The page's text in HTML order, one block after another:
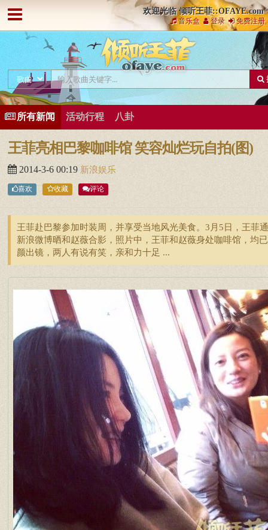
欢迎光临 倾听王菲::OFAYE.com
音乐盒 登录 免费注册
所有新闻 活动行程 八卦
王菲亮相巴黎咖啡馆 笑容灿烂玩自拍(图)
2014-3-6 00:19 新浪娱乐
喜欢 收藏 评论
王菲赴巴黎参加时装周，并享受当地风光美食。3月5日，王菲
新浪微博晒和赵薇合影，照片中，王菲和赵薇身处咖啡馆，均
颜出镜，两人有说有笑，亲和力十足 ...